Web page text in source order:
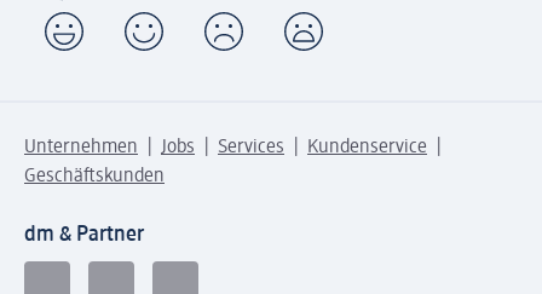
Unternehmen Jobs Services
Kundenservice
Geschäftskunden
dm & Partner